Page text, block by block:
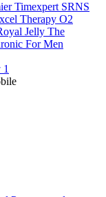
Timexpert SRNS
Therapy O2
Jelly The
For Men